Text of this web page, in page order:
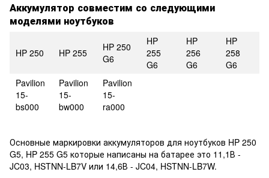
Аккумулятор совместим со следующими
моделями ноутбуков
HP 250 HP 255
HP 250
G6
HP
255
G6
HP
256
G6
HP
258
G6
Pavilion
15-
bs000
Pavilion
15-
bw000
Pavilion
15-
ra000
Основные маркировки аккумуляторов для ноутбуков HP 250
G5, HP 255 G5 которые написаны на батарее это 11,1В -
JC03, HSTNN-LB7V или 14,6В - JC04, HSTNN-LB7W.